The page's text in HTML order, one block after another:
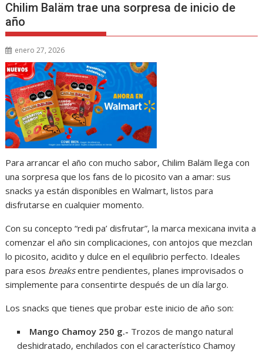
Chilim Baläm trae una sorpresa de inicio de
año
enero 27, 2026
Para arrancar el año con mucho sabor, Chilim Baläm llega con
una sorpresa que los fans de lo picosito van a amar: sus
snacks ya están disponibles en Walmart, listos para
disfrutarse en cualquier momento.
Con su concepto “redi pa’ disfrutar”, la marca mexicana invita a
comenzar el año sin complicaciones, con antojos que mezclan
lo picosito, acidito y dulce en el equilibrio perfecto. Ideales
para esos breaksentre pendientes, planes improvisados o
simplemente para consentirte después de un día largo.
Los snacks que tienes que probar este inicio de año son:
Mango Chamoy 250 g.- Trozos de mango natural
deshidratado, enchilados con el característico Chamoy